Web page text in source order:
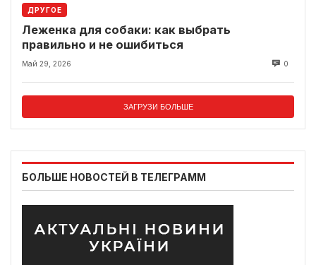
ДРУГОЕ
Леженка для собаки: как выбрать
правильно и не ошибиться
Май 29, 2026 0
ЗАГРУЗИ БОЛЬШЕ
БОЛЬШЕ НОВОСТЕЙ В ТЕЛЕГРАММ